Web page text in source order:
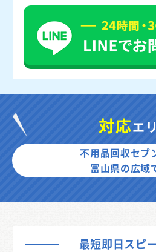
対応エ
不用品回収セブ
富山県の広域
最短即日スピ